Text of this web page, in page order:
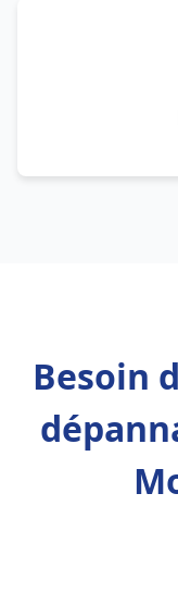
Besoin